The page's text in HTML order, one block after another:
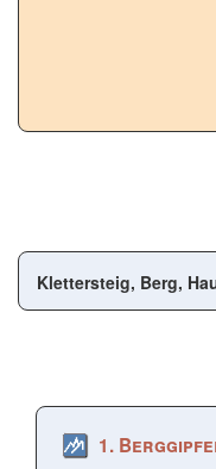
Klettersteig, Berg,
1.